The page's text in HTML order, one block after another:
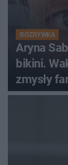
ROZRYWKA
Aryna
bikini.
zmysły